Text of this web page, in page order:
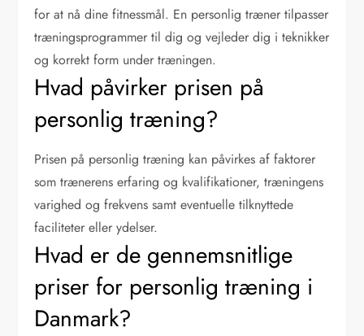
for at nå dine fitnessmål. En personlig træner tilpasser
træningsprogrammer til dig og vejleder dig i teknikker
og korrekt form under træningen.
Hvad påvirker prisen på
personlig træning?
Prisen på personlig træning kan påvirkes af faktorer
som trænerens erfaring og kvalifikationer, træningens
varighed og frekvens samt eventuelle tilknyttede
faciliteter eller ydelser.
Hvad er de gennemsnitlige
priser for personlig træning i
Danmark?